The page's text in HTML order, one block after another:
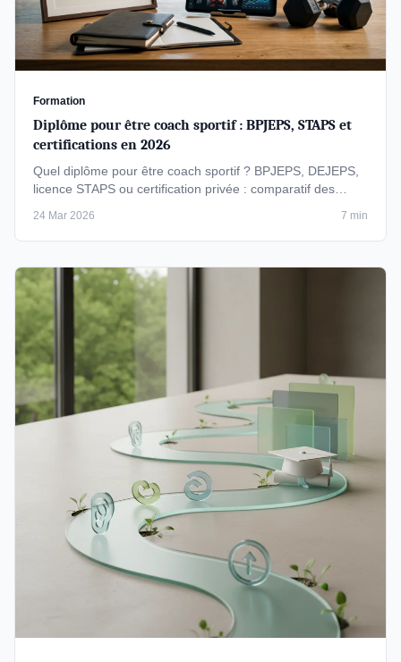
Formation
Diplôme pour être coach sportif : BPJEPS, STAPS et
certifications en 2026
Quel diplôme pour être coach sportif ? BPJEPS, DEJEPS,
licence STAPS ou certification privée : comparatif des
24 Mar 2026 7 min